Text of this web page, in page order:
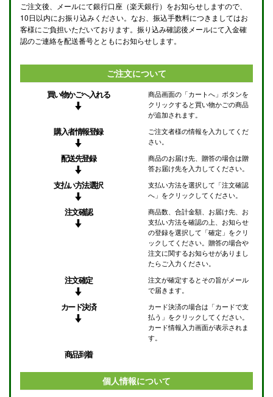
ご注文後、メールにて銀行口座（楽天銀行）をお知らせしますので、
10日以内にお振り込みください。なお、振込手数料につきましてはお
客様にご負担いただいております。振り込み確認後メールにて入金確
認のご連絡を配送番号とともにお知らせします。
ご注文について
買い物かごへ入れる
商品画面の「カートへ」ボタンを
クリックすると買い物かごの商品
が追加されます。
購入者情報登録
ご注文者様の情報を入力してくだ
さい。
配送先登録
商品のお届け先、贈答の場合は贈
答お届け先を入力してください。
支払い方法選択
支払い方法を選択して「注文確認
へ」をクリックしてください。
注文確認
商品数、合計金額、お届け先、お
支払い方法を確認の上、お知らせ
の登録を選択して「確定」をクリ
ックしてください。贈答の場合や
注文に関するお知らせがありまし
たらご入力ください。
注文確定
注文が確定するとその旨がメール
で届きます。
カード決済
カード決済の場合は「カードで支
払う」をクリックしてください。
カード情報入力画面が表示されま
す。
商品到着
個人情報について